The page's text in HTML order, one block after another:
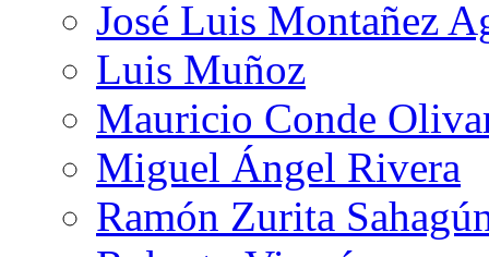
José Luis Montañez
Luis Muñoz
Mauricio Conde
Miguel Ángel Rivera
Ramón Zurita